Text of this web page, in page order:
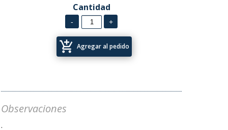
Cantidad
add_shopping_cart Agregar al pedido
Observaciones
.